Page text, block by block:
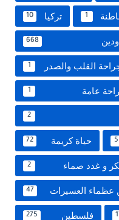
1 تركيا 10
668
القلب والصدر 1
عامة 1
2
5 حياة كريمة 72
و غدد صماء 2
العسيرات 47
فلسطين 275